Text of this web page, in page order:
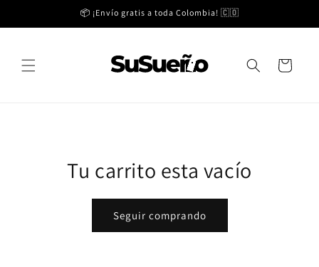
al contenido
📦 ¡Envío gratis a toda Colombia! 🇨🇴
Carrito
Tu carrito esta vacío
Seguir comprando